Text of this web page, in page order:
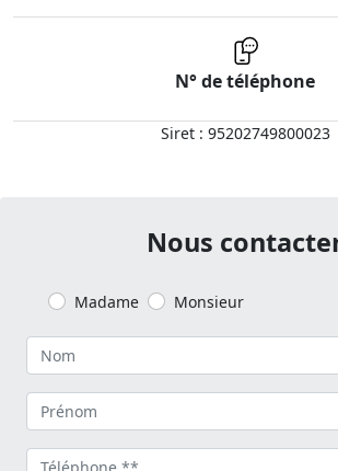
N° de téléphone
Siret : 95202749800023
Nous
Madame Monsieur